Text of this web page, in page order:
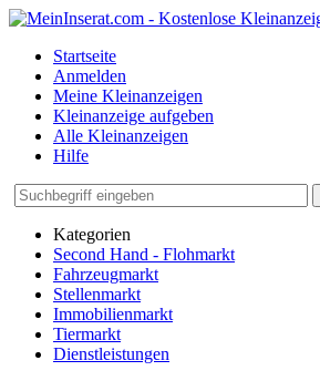
Startseite
Anmelden
Meine Kleinanzeigen
Kleinanzeige aufgeben
Alle Kleinanzeigen
Hilfe
Kategorien
Second Hand - Flohmarkt
Fahrzeugmarkt
Stellenmarkt
Immobilienmarkt
Tiermarkt
Dienstleistungen